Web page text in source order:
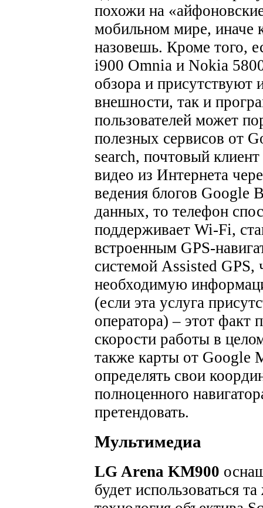
похожи на
мобильном мире, иначе
назовешь. Кроме того,
i900 Omnia и Nokia
обзора и присутствуют
внешности, так и
пользователей может
полезных сервисов от
search, почтовый
видео из Интернета
ведения блогов Google
данных, то телефон
поддерживает Wi-Fi,
встроенным GPS-
системой Assisted GPS,
необходимую
(если эта услуга
оператора) – этот факт
скорости работы в
также карты от Google
определять свои
полноценного
претендовать.
Мультимедиа
LG Arena KM900
будет использоваться